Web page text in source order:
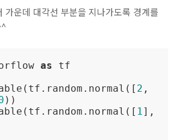
가운데 대각선 부분을 지나가도록 경계를
as tf
2
))
1],